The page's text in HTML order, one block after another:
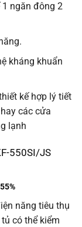
ngăn đông 2
kháng khuẩn
kế hợp lý tiết
các cửa
lạnh
550SI/JS
năng tiêu thụ
có thể kiểm